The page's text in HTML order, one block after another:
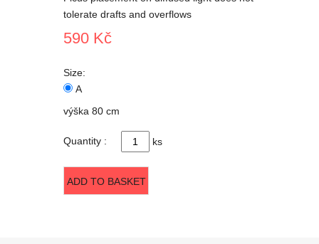
tolerate drafts and overflows
590 Kč
Size:
A
výška 80 cm
Quantity : ks
ADD TO BASKET